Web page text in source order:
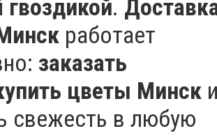
гвоздикой.
работает
заказать
цветы Минск
свежесть в любую